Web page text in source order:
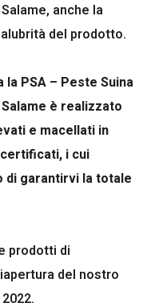
anche la
del prodotto.
PSA – Peste Suina
è realizzato
e macellati in
i cui
garantirvi la totale
prodotti di
del nostro